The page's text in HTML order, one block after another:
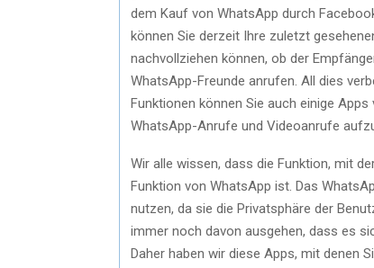
dem Kauf von WhatsApp durch
können Sie derzeit Ihre zuletzt
nachvollziehen können, ob der
WhatsApp-Freunde anrufen. All dies
Funktionen können Sie auch einige
WhatsApp-Anrufe und Videoanrufe
Wir alle wissen, dass die Funktion, mit
Funktion von WhatsApp ist. Das
nutzen, da sie die Privatsphäre der
immer noch davon ausgehen, dass es
Daher haben wir diese Apps, mit denen